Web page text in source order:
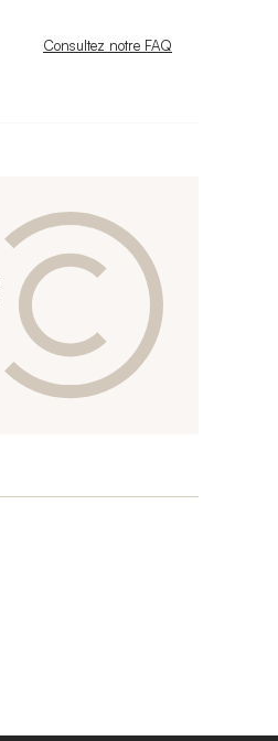
Nouvelle fenêtre
Consultez notre FAQ